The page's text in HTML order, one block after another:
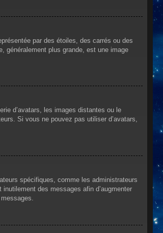
par des étoiles, des carrés ou des
généralement plus grande, est une image
d’avatars, les images distantes ou le
Si vous ne pouvez pas utiliser d’avatars,
spécifiques, comme les administrateurs
des messages afin d’augmenter